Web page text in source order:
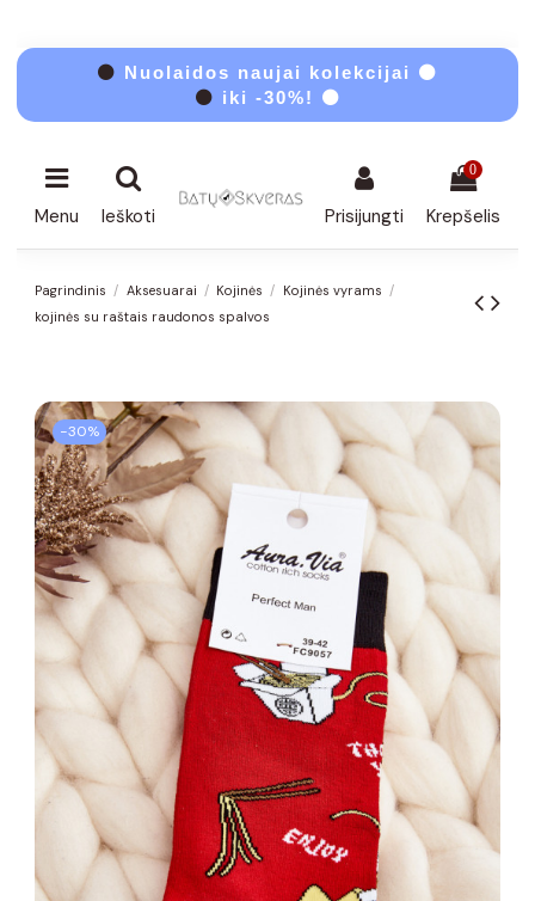
⚫ Nuolaidos naujai kolekcijai ⚫
⚫ iki -30%! ⚫
Menu Ieškoti Prisijungti
0
Krepšelis
Pagrindinis Aksesuarai Kojinės
Kojinės vyrams
kojinės su raštais raudonos spalvos
−30%